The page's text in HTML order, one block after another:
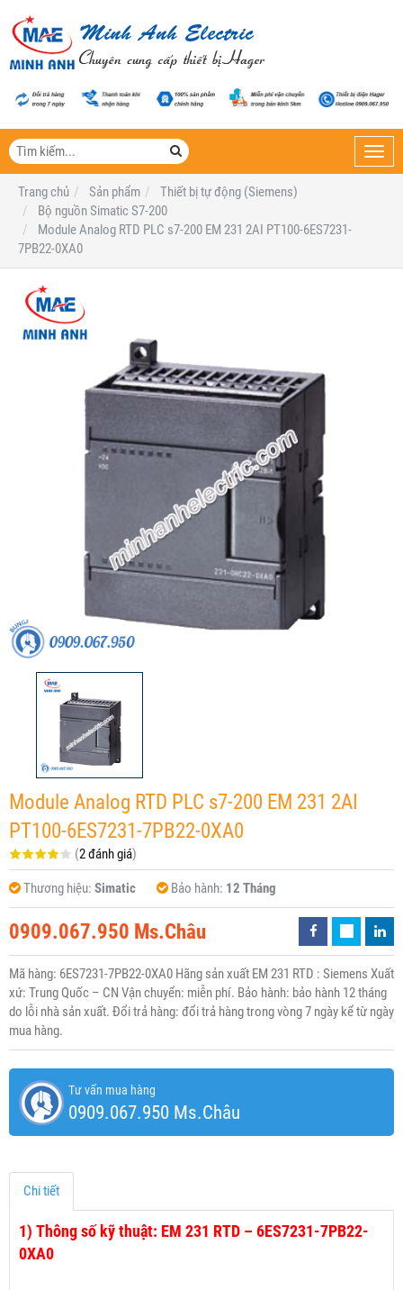
Trang chủ
Sản phẩm
Thiết bị tự động (Siemens)
Bộ nguồn Simatic S7-200
Module Analog RTD PLC s7-200 EM 231 2AI PT100-6ES7231-
7PB22-0XA0
Module Analog RTD PLC s7-200 EM 231 2AI
PT100-6ES7231-7PB22-0XA0
(2 đánh giá)
Thương hiệu: Simatic Bảo hành: 12 Tháng
0909.067.950 Ms.Châu
Mã hàng: 6ES7231-7PB22-0XA0 Hãng sản xuất EM 231 RTD : Siemens Xuất
xứ: Trung Quốc – CN Vận chuyển: miễn phí. Bảo hành: bảo hành 12 tháng
do lỗi nhà sản xuất. Đổi trả hàng: đổi trả hàng trong vòng 7 ngày kể từ ngày
mua hàng.
Tư vấn mua hàng
0909.067.950 Ms.Châu
Chi tiết
1) Thông số kỹ thuật: EM 231 RTD – 6ES7231-7PB22-
0XA0